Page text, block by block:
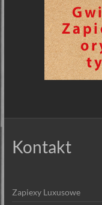
Kontakt
Zapiexy Luxusowe